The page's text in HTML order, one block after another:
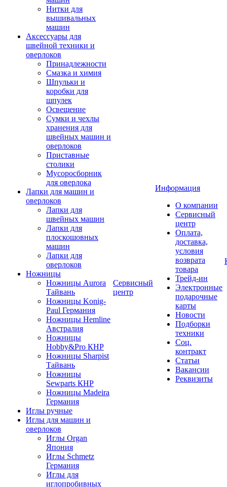
Нитки для
вышивальных
машин
Аксессуары для
швейной техники и
оверлоков
Принадлежности
Смазка и химия
Шпульки и
коробки для
шпулек
Освещение
Сумки и чехлы
хранения для
швейных машин и
оверлоков
Приставные
столики
Мусоросборник
для оверлока
Лапки для машин и
оверлоков
Лапки для
швейных машин
Лапки для
плоскошовных
машин
Лапки для
оверлоков
Ножницы
Ножницы Aurora
Тайвань
Ножницы Konig-
Paul Германия
Ножницы Hemline
Австралия
Ножницы
Hobby&Pro КНР
Ножницы Sharpist
Тайвань
Ножницы
Sewparts КНР
Ножницы Madeira
Германия
Иглы ручные
Иглы для машин и
оверлоков
Иглы Organ
Япония
Иглы Schmetz
Германия
Иглы для
иглопробивных
Сервисный
центр
Информация
О компании
Сервисный
центр
Оплата,
доставка,
условия
возврата
товара
Трейд-ин
Электронные
подарочные
карты
Новости
Подборки
техники
Соц.
контракт
Статьи
Вакансии
Реквизиты